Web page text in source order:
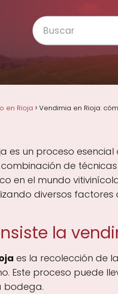
en Rioja
Vendimia en Rioja:
es un proceso
de
en el mundo
diversos factores
la
es la recolección de
Este proceso puede
bodega.